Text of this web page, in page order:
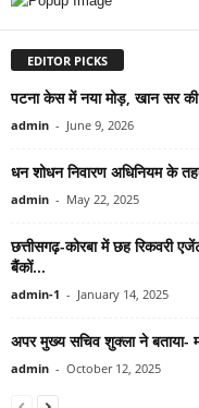
EDITOR PICKS
पटना केस में नया मोड़, खान सर
admin - June 9, 2026
धन शोधन निवारण अधिनियम के
admin - May 22, 2025
छत्तीसगढ़-कोरबा में छह रिकवरी
बैंकों...
admin-1 - January 14, 2025
अपर मुख्य सचिव शुक्ला ने बताया-
admin - October 12, 2025